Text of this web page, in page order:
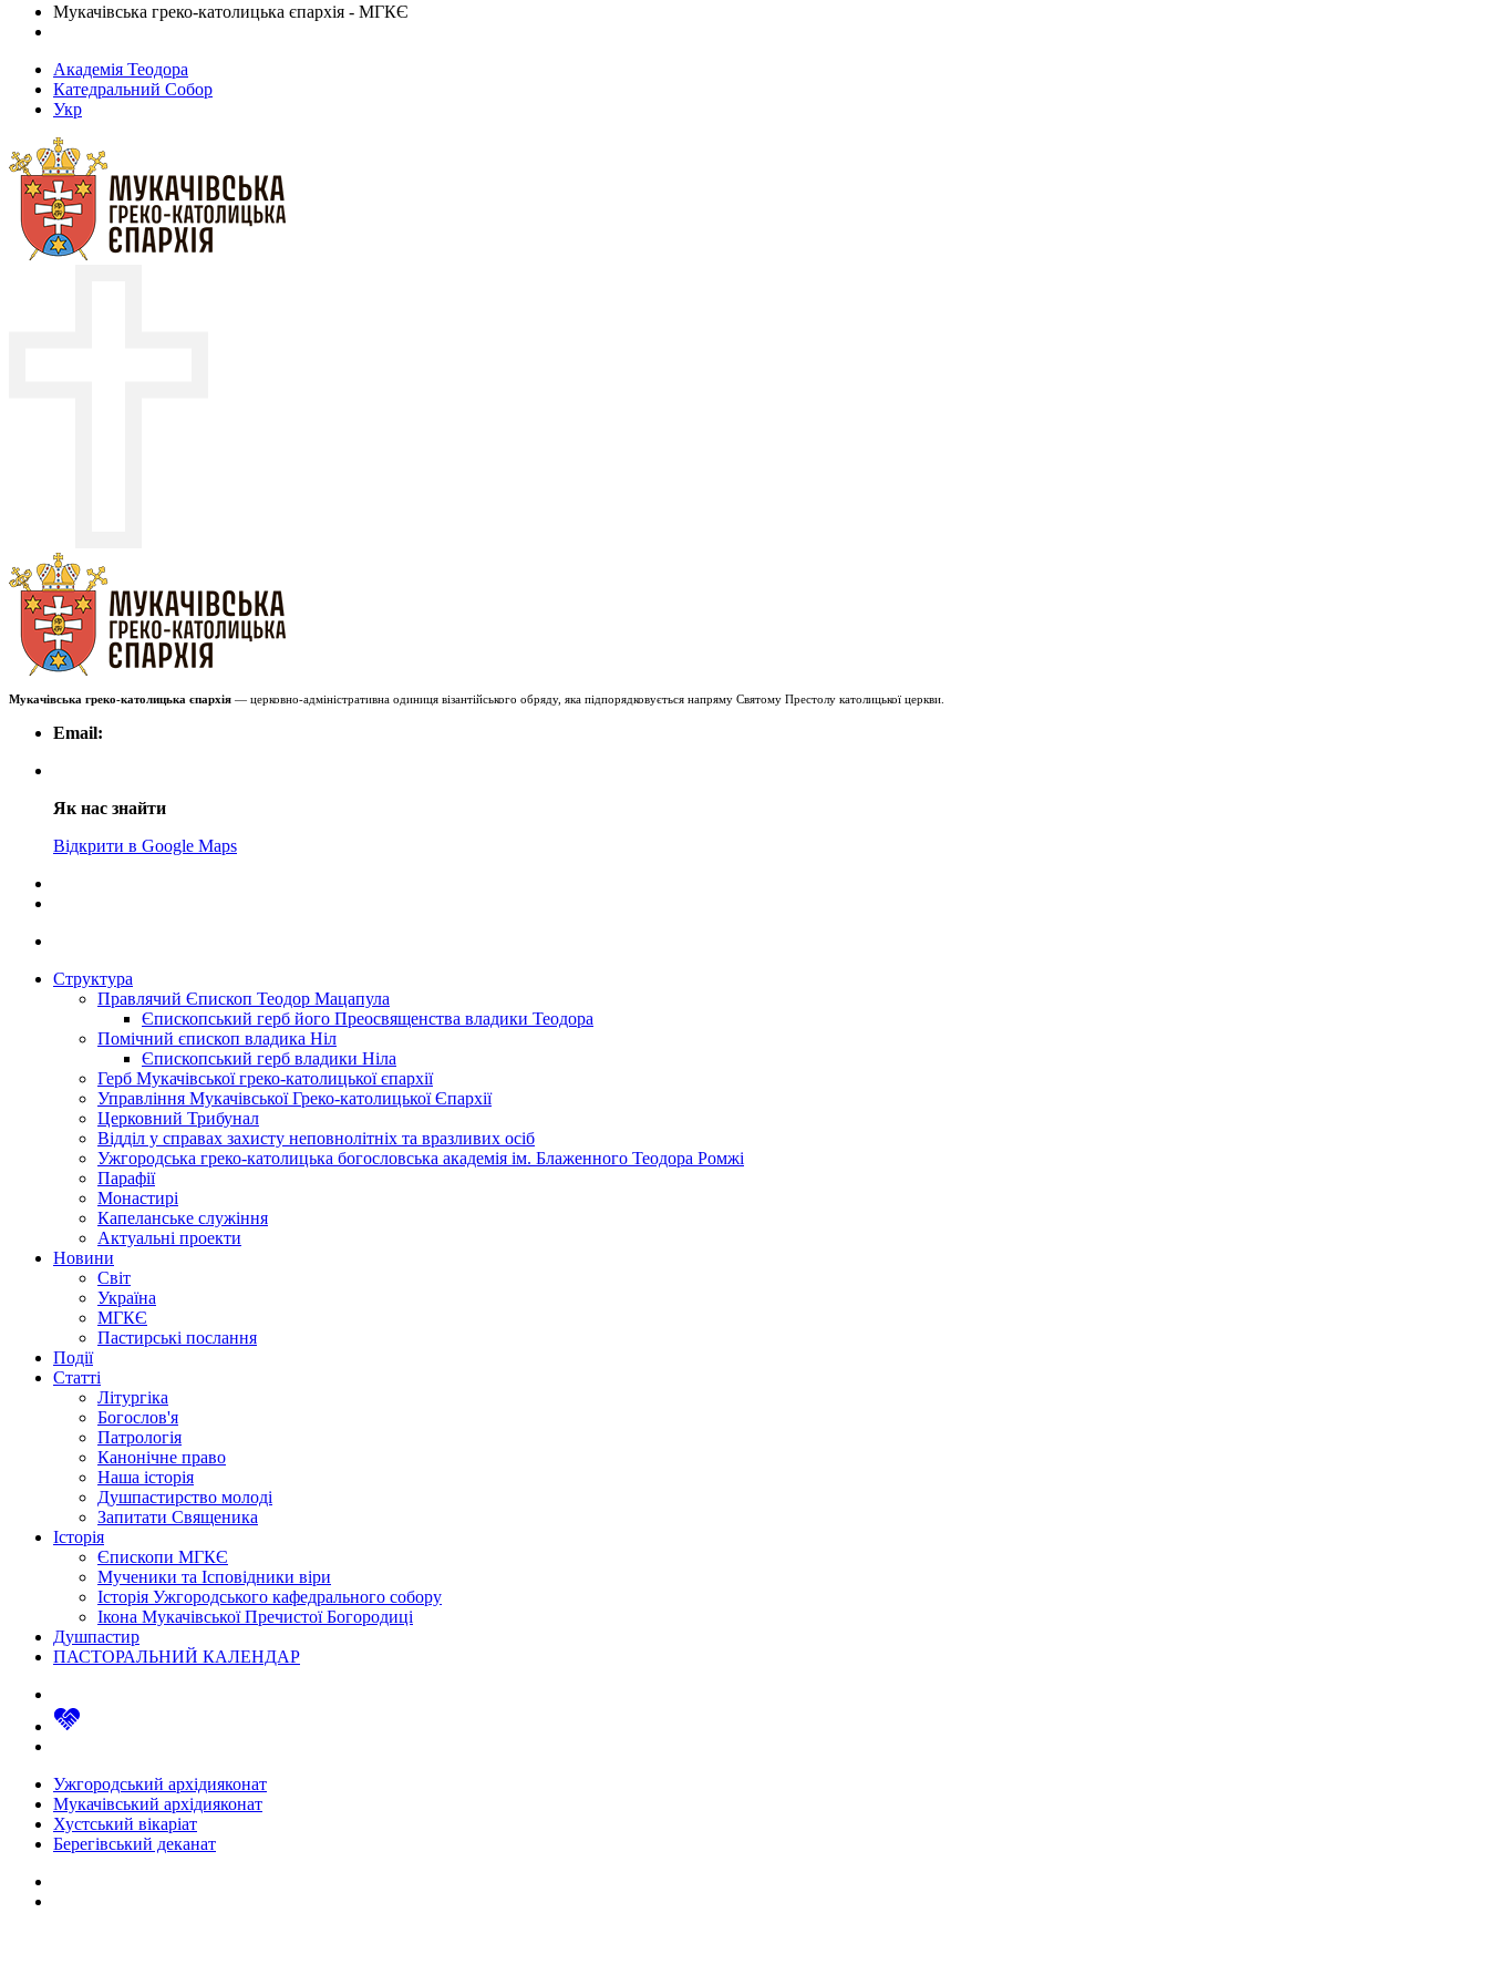
Мукачівська греко-католицька єпархія - МГКЄ
Академія Теодора
Катедральний Собор
Укр
Мукачівська греко-католицька єпархія — церковно-адміністративна одиниця візантійського обряду, яка підпорядковується напряму Святому Престолу католицької церкви.
Email:
Як нас знайти
Відкрити в Google Maps
Структура
Правлячий Єпископ Теодор Мацапула
Єпископський герб його Преосвященства владики Теодора
Помічний єпископ владика Ніл
Єпископський герб владики Ніла
Герб Мукачівської греко-католицької єпархії
Управління Мукачівської Греко-католицької Єпархії
Церковний Трибунал
Відділ у справах захисту неповнолітніх та вразливих осіб
Ужгородська греко-католицька богословська академія ім. Блаженного Теодора Ромжі
Парафії
Монастирі
Капеланське служіння
Актуальні проекти
Новини
Світ
Україна
МГКЄ
Пастирські послання
Події
Статті
Літургіка
Богослов'я
Патрологія
Канонічне право
Наша історія
Душпастирство молоді
Запитати Священика
Історія
Єпископи МГКЄ
Мученики та Ісповідники віри
Історія Ужгородського кафедрального собору
Ікона Мукачівської Пречистої Богородиці
Душпастир
ПАСТОРАЛЬНИЙ КАЛЕНДАР
Ужгородський архідияконат
Мукачівський архідияконат
Хустський вікаріат
Берегівський деканат